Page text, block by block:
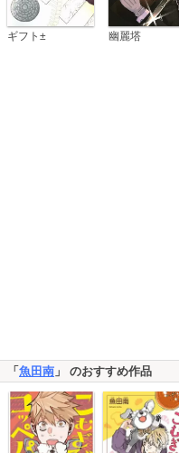
ギフト± 幽麗塔
「魚田南 」 のおすすめ作品